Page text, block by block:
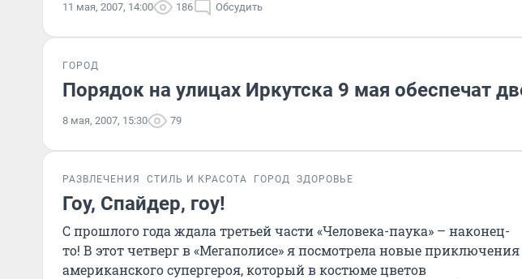
11 мая, 2007, 14:00 186 Обсудить
ГОРОД
Порядок на улицах Иркутска 9 мая обеспечат
8 мая, 2007, 15:30 79
РАЗВЛЕЧЕНИЯ СТИЛЬ И КРАСОТА ГОРОД ЗДОРОВЬЕ
Гоу, Спайдер, гоу!
С прошлого года ждала третьей части «Человека-паука» – наконец-
то! В этот четверг в «Мегаполисе» я посмотрела новые приключения
американского супергероя, который в костюме цветов